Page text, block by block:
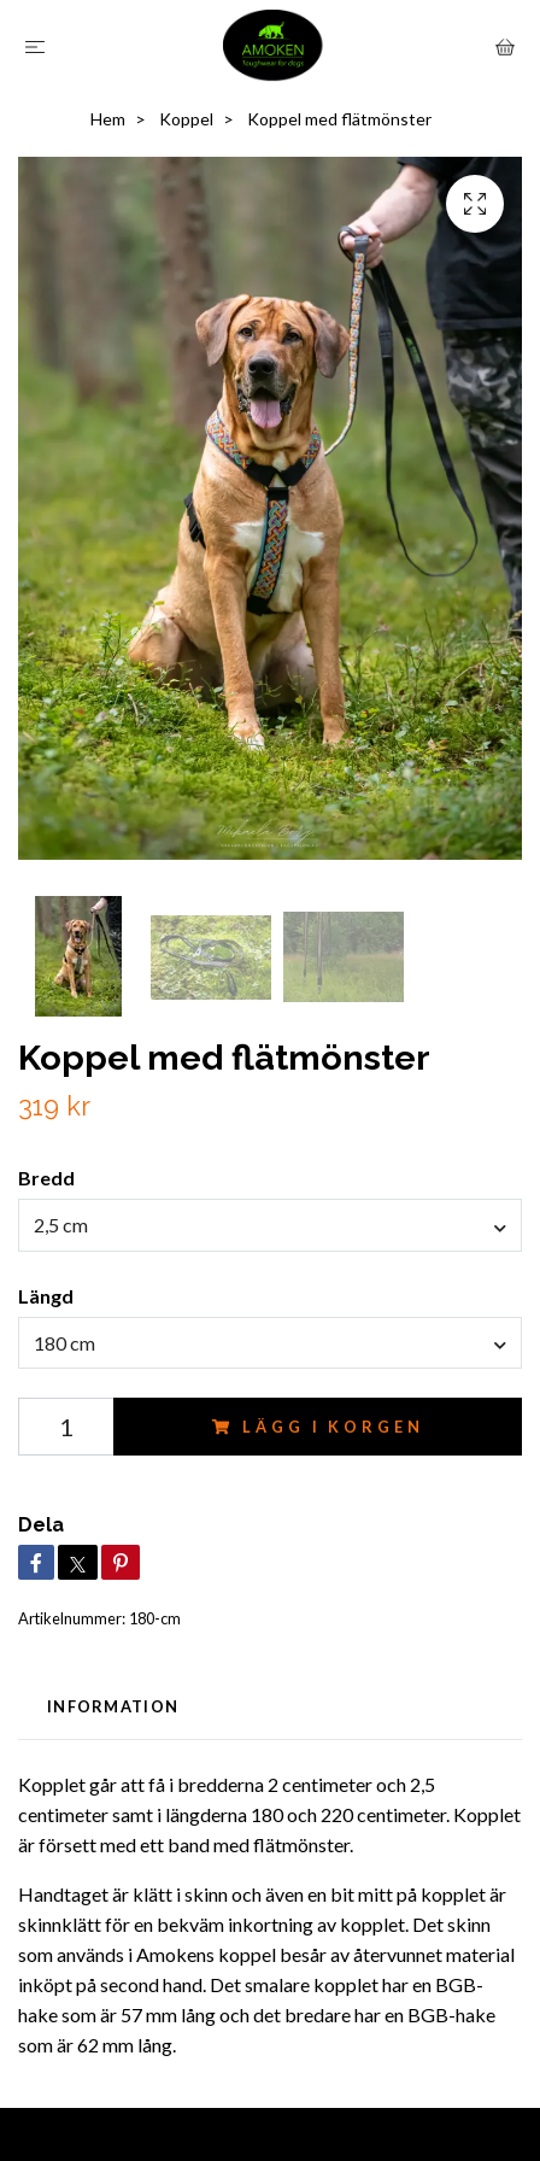
Hem Koppel Koppel med flätmönster
Koppel med flätmönster
319 kr
Bredd
2,5 cm
Längd
180 cm
LÄGG I KORGEN
Dela
Artikelnummer: 180-cm
INFORMATION
Kopplet går att få i bredderna 2 centimeter och 2,5
centimeter samt i längderna 180 och 220 centimeter. Kopplet
är försett med ett band med flätmönster.
Handtaget är klätt i skinn och även en bit mitt på kopplet är
skinnklätt för en bekväm inkortning av kopplet. Det skinn
som används i Amokens koppel besår av återvunnet material
inköpt på second hand. Det smalare kopplet har en BGB-
hake som är 57 mm lång och det bredare har en BGB-hake
som är 62 mm lång.